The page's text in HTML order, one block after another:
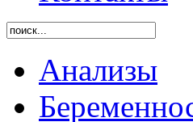
Анализы